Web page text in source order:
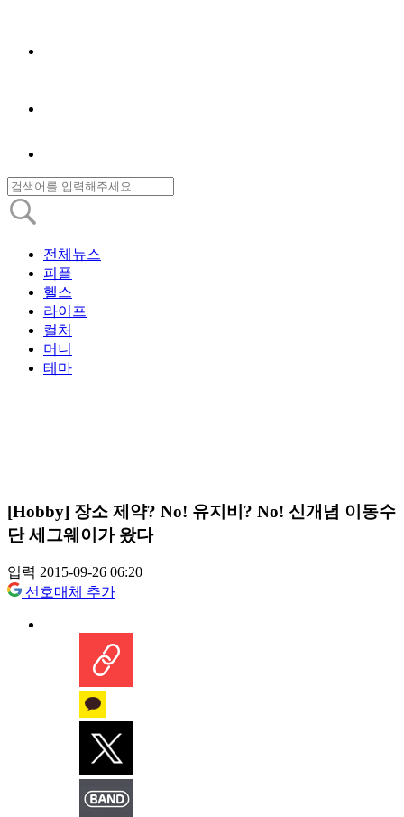
전체뉴스
피플
헬스
라이프
컬처
머니
테마
[Hobby] 장소 제약? No! 유지비? No! 신개념 이동수
단 세그웨이가 왔다
입력 2015-09-26 06:20
선호매체 추가